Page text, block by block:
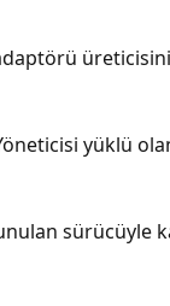
yüklü
sürücüyle